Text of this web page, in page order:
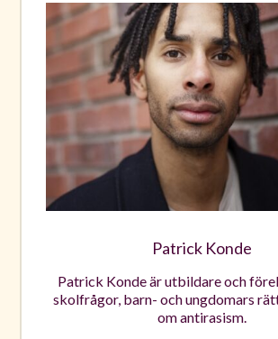
Patrick Konde
Patrick Konde är utbildare och
skolfrågor, barn- och ungdomars
om antirasism.